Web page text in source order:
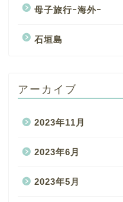
母子旅行ｰ海外ｰ
石垣島
アーカイブ
2023年11月
2023年6月
2023年5月